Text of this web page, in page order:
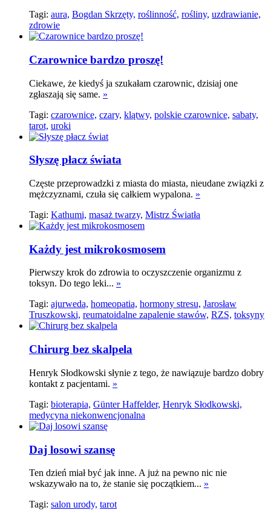
Tagi: aura, Bogdan Skrzęty, roślinność, rośliny, uzdrawianie,
zdrowie
Czarownice bardzo proszę!
Ciekawe, że kiedyś ja szukałam czarownic, dzisiaj one
zgłaszają się same. »
Tagi: czarownice, czary, klątwy, polskie czarownice, sabaty,
tarot, uroki
Słyszę płacz świata
Częste przeprowadzki z miasta do miasta, nieudane związki z
mężczyznami, czuła się całkiem wypalona. »
Tagi: Kathumi, masaż twarzy, Mistrz Światła
Każdy jest mikrokosmosem
Pierwszy krok do zdrowia to oczyszczenie organizmu z
toksyn. Do tego leki... »
Tagi: ajurweda, homeopatia, hormony stresu, Jarosław
Truszkowski, reumatoidalne zapalenie stawów, RZS, toksyny
Chirurg bez skalpela
Henryk Słodkowski słynie z tego, że nawiązuje bardzo dobry
kontakt z pacjentami. »
Tagi: bioterapia, Günter Haffelder, Henryk Słodkowski,
medycyna niekonwencjonalna
Daj losowi szansę
Ten dzień miał być jak inne. A już na pewno nic nie
wskazywało na to, że stanie się początkiem... »
Tagi: salon urody, tarot